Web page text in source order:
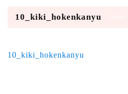
10_kiki_hokenkanyu
10_kiki_hokenkanyu